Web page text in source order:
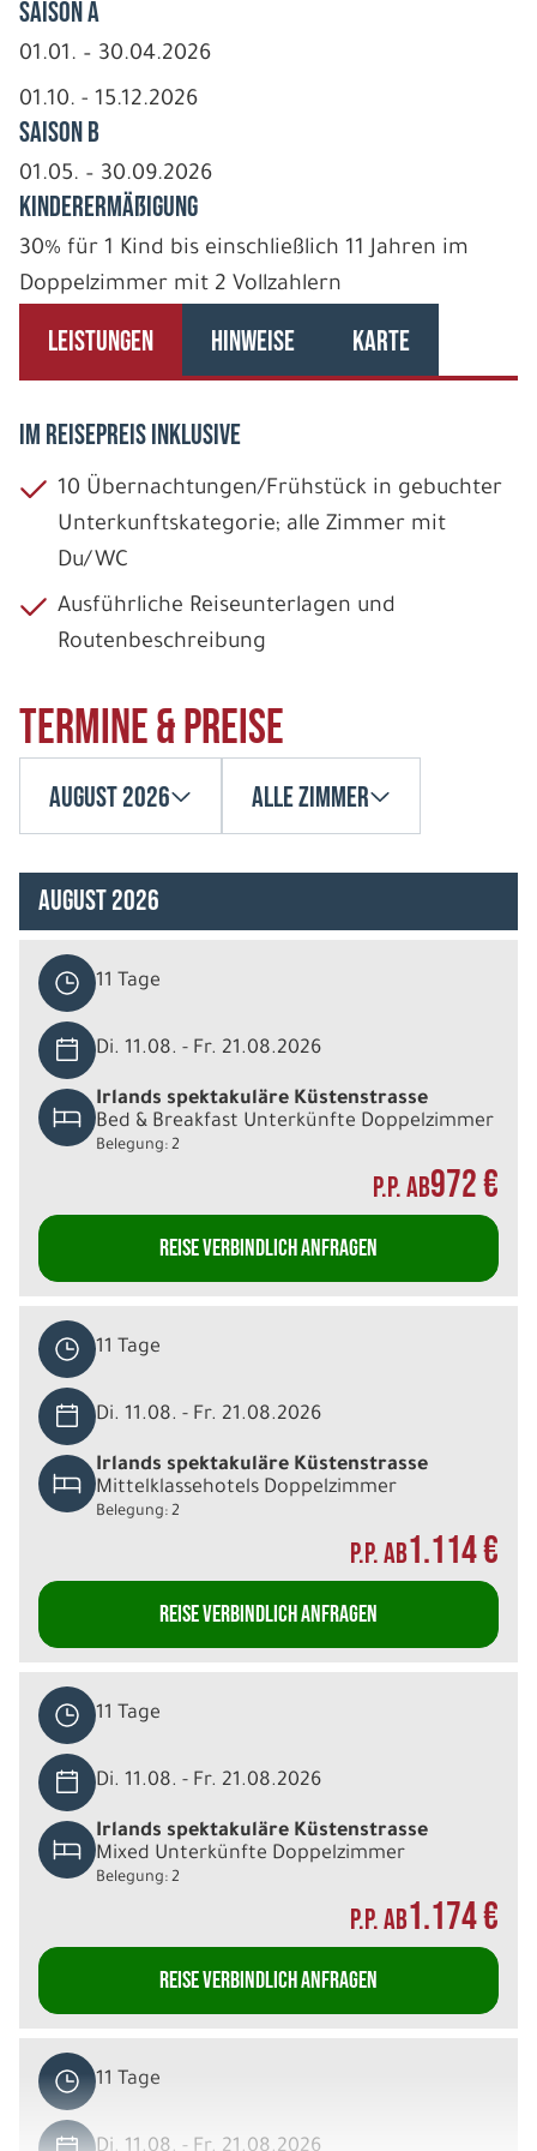
Saison A
01.01. – 30.04.2026
01.10. - 15.12.2026
Saison B
01.05. – 30.09.2026
Kinderermäßigung
30% für 1 Kind bis einschließlich 11 Jahren im
Doppelzimmer mit 2 Vollzahlern
LEISTUNGEN HINWEISE KARTE
IM REISEPREIS INKLUSIVE
10 Übernachtungen/Frühstück in gebuchter
Unterkunftskategorie; alle Zimmer mit
Du/WC
Ausführliche Reiseunterlagen und
Routenbeschreibung
Termine & Preise
August 2026 Alle Zimmer
August 2026
11 Tage
Di. 11.08. - Fr. 21.08.2026
Irlands spektakuläre Küstenstrasse
Bed & Breakfast Unterkünfte Doppelzimmer
Belegung: 2
P.P. AB972 €
REISE VERBINDLICH ANFRAGEN
11 Tage
Di. 11.08. - Fr. 21.08.2026
Irlands spektakuläre Küstenstrasse
Mittelklassehotels Doppelzimmer
Belegung: 2
P.P. AB1.114 €
REISE VERBINDLICH ANFRAGEN
11 Tage
Di. 11.08. - Fr. 21.08.2026
Irlands spektakuläre Küstenstrasse
Mixed Unterkünfte Doppelzimmer
Belegung: 2
P.P. AB1.174 €
REISE VERBINDLICH ANFRAGEN
11 Tage